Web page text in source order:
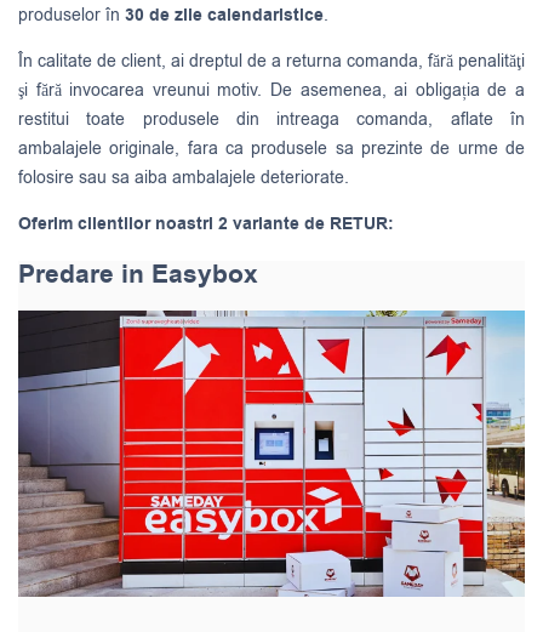
produselor în 30 de zile calendaristice.
În calitate de client, ai dreptul de a returna comanda, fără penalităţi
şi fără invocarea vreunui motiv. De asemenea, ai obligația de a
restitui toate produsele din intreaga comanda, aflate în
ambalajele originale, fara ca produsele sa prezinte de urme de
folosire sau sa aiba ambalajele deteriorate.
Oferim clientilor noastri 2 variante de RETUR:
Predare in Easybox